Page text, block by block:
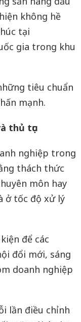
không hề
tại
gia trong khu
tiêu chuẩn
mạnh.
thủ tục
nghiệp trong
thách thức
môn hay
ở tốc độ xử lý
để các
đổi mới, sáng
doanh nghiệp
lần điều chỉnh